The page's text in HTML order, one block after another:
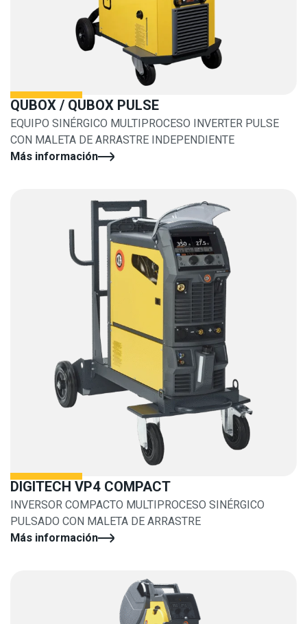
QUBOX / QUBOX PULSE
EQUIPO SINÉRGICO MULTIPROCESO INVERTER PULSE
CON MALETA DE ARRASTRE INDEPENDIENTE
Más información
DIGITECH VP4 COMPACT
INVERSOR COMPACTO MULTIPROCESO SINÉRGICO
PULSADO CON MALETA DE ARRASTRE
Más información